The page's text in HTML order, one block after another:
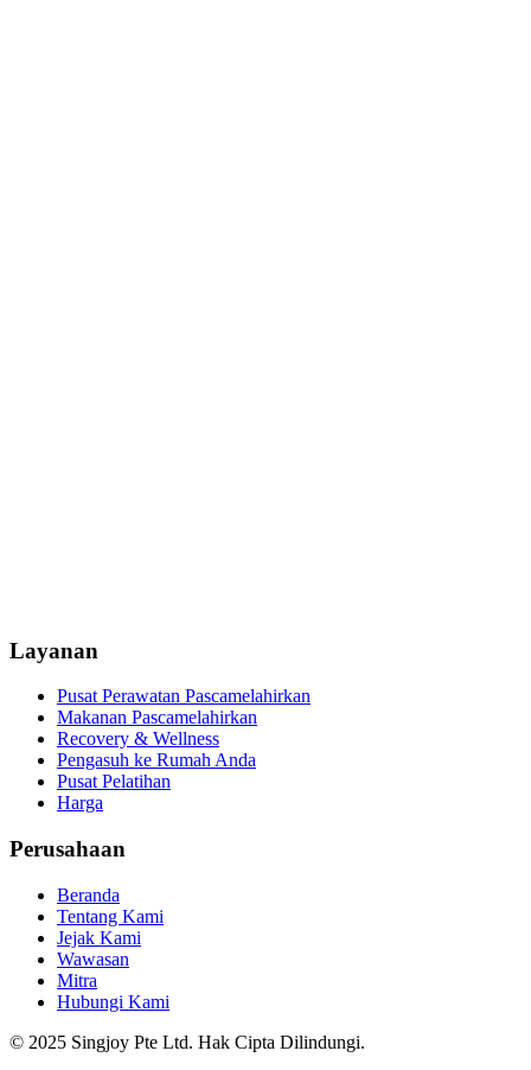
Layanan
Pusat Perawatan Pascamelahirkan
Makanan Pascamelahirkan
Recovery & Wellness
Pengasuh ke Rumah Anda
Pusat Pelatihan
Harga
Perusahaan
Beranda
Tentang Kami
Jejak Kami
Wawasan
Mitra
Hubungi Kami
© 2025 Singjoy Pte Ltd. Hak Cipta Dilindungi.